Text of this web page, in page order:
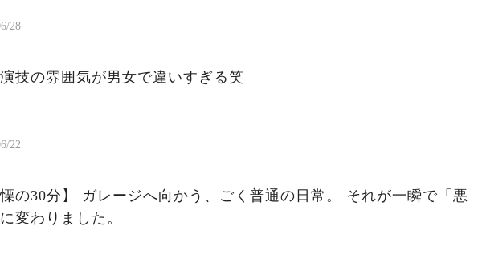
28
技の雰囲気が男女で違いすぎる笑
22
慄の30分】 ガレージへ向かう、ごく普通の日常。 それが一瞬で「悪
変わりました。